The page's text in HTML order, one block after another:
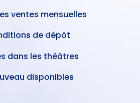
ventes mensuelles
de dépôt
dans les théâtres
disponibles